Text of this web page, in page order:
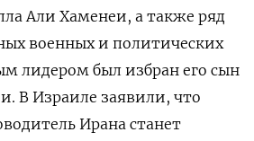
Али Хаменеи, а также ряд
военных и политических
лидером был избран его сын
В Израиле заявили, что
Ирана станет